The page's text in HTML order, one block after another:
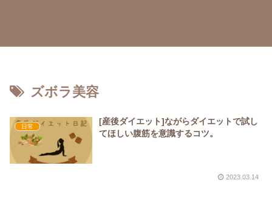
ズボラ美容
日常
[産後ダイエット]ながらダイエットで試し
てほしい腹筋を意識するコツ。
2023.03.14